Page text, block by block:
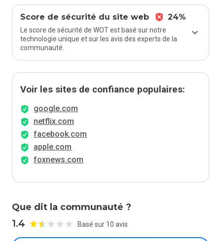
Score de sécurité du site web 24%
Le score de sécurité de WOT est basé sur notre
technologie unique et sur les avis des experts de la
communauté.
Voir les sites de confiance populaires:
google.com
netflix.com
facebook.com
apple.com
foxnews.com
Que dit la communauté ?
1.4 Basé sur 10 avis